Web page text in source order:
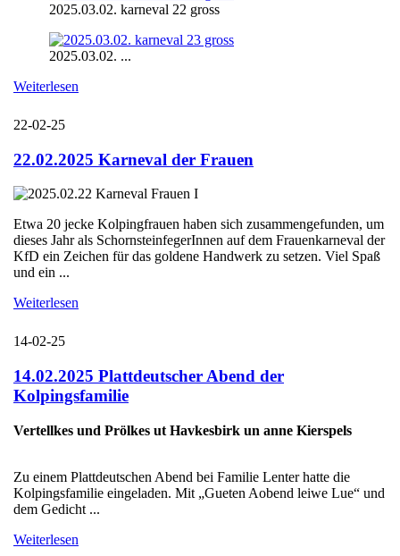
2025.03.02. karneval 22 gross
2025.03.02. ...
Weiterlesen
22-02-25
22.02.2025 Karneval der Frauen
Etwa 20 jecke Kolpingfrauen haben sich zusammengefunden, um
dieses Jahr als SchornsteinfegerInnen auf dem Frauenkarneval der
KfD ein Zeichen für das goldene Handwerk zu setzen. Viel Spaß
und ein ...
Weiterlesen
14-02-25
14.02.2025 Plattdeutscher Abend der
Kolpingsfamilie
Vertellkes und Prölkes ut Havkesbirk un anne Kierspels
Zu einem Plattdeutschen Abend bei Familie Lenter hatte die
Kolpingsfamilie eingeladen. Mit „Gueten Aobend leiwe Lue“ und
dem Gedicht ...
Weiterlesen